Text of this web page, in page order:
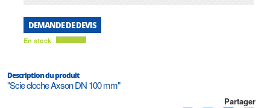
DEMANDE DE DEVIS
En stock
Description du produit
"Scie cloche Axson DN 100 mm"
Partager